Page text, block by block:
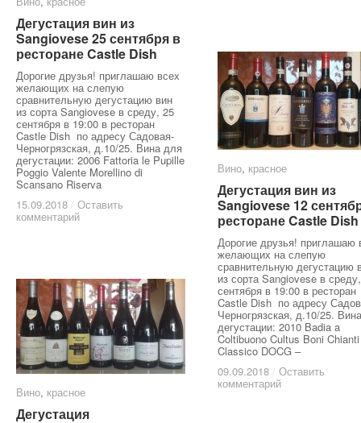
Дегустация вин из
Sangiovese 25 сентября в
ресторане Castle Dish
Дорогие друзья! приглашаю всех
желающих на слепую
сравнительную дегустацию вин
из сорта Sangiovese в среду, 25
сентября в 19:00 в ресторан
Castle Dish по адресу Садовая-
Черногрязская, д.10/25. Вина для
дегустации: 2006 Fattoria le Pupille
Poggio Valente Morellino di
Scansano Riserva
15.09.2018 / Оставить
комментарий
Дегустация вин из
Sangiovese 25 сентября в
ресторане Castle Dish
15.09.2018 / Оставить
комментарий
Вино, красное
Дегустация вин из
Sangiovese 12
ресторане Castle Dish
Дорогие друзья! приглашаю
желающих на слепую
сравнительную дегустацию
из сорта Sangiovese в
сентября в 19:00 в ресторан
Castle Dish по адресу
Черногрязская, д.10/25.
дегустации: 2010 Badia a
Coltibuono Cultus Boni Chianti
Classico DOCG –
09.09.2018 / Оставить
комментарий
Вино красное
Дегустация вин из
Sangiovese 12
ресторане Castle Dish
09.09.2018 / Оставить
комментарий
Вино, красное
Дегустация
Вино красное
Дегустация